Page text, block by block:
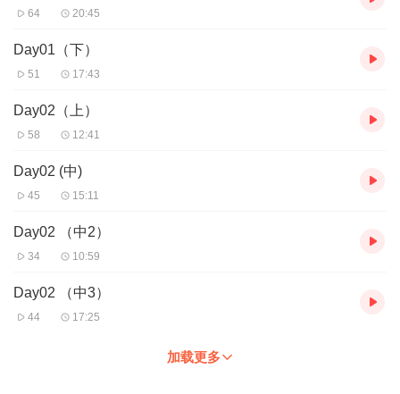
64 20:45
Day01（下）
51 17:43
Day02（上）
58 12:41
Day02 (中)
45 15:11
Day02 （中2）
34 10:59
Day02 （中3）
44 17:25
加载更多